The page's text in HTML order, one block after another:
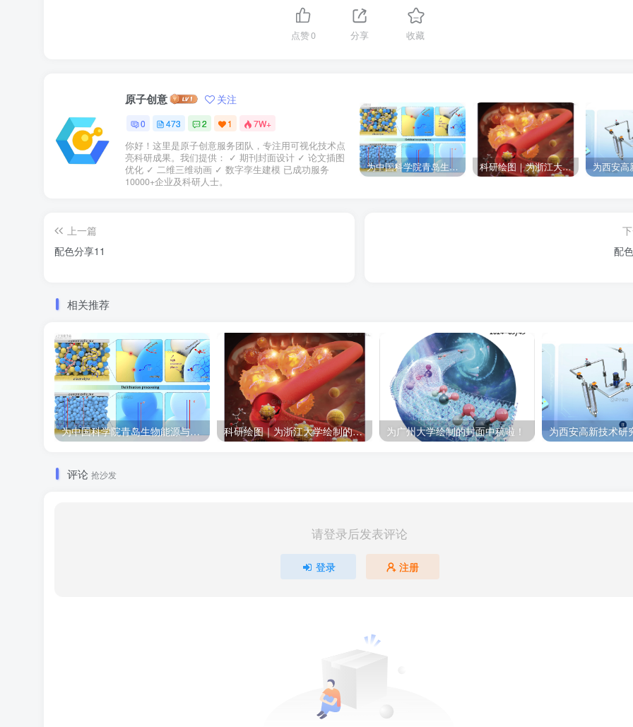
点赞0 分享 收藏
原子创意 关注
0 473 2 1 7W+
你好！这里是原子创意服务团队，专注用可视化技术点
亮科研成果。我们提供： ✓ 期刊封面设计 ✓ 论文插图
优化 ✓ 二维三维动画 ✓ 数字孪生建模 已成功服务
10000+企业及科研人士。
为中国科学院青岛生物能源与过程研究所绘制的插图作品 科研绘图｜为浙江大学绘制的封面中稿啦！
上一篇
配色分享11
配
相关推荐
为中国科学院青岛生物能源与过程研究所绘制的插图作品 科研绘图｜为浙江大学绘制的封面中稿啦！ 为广州大学绘制的封面中稿啦！
评论 抢沙发
请登录后发表评论
登录 注册